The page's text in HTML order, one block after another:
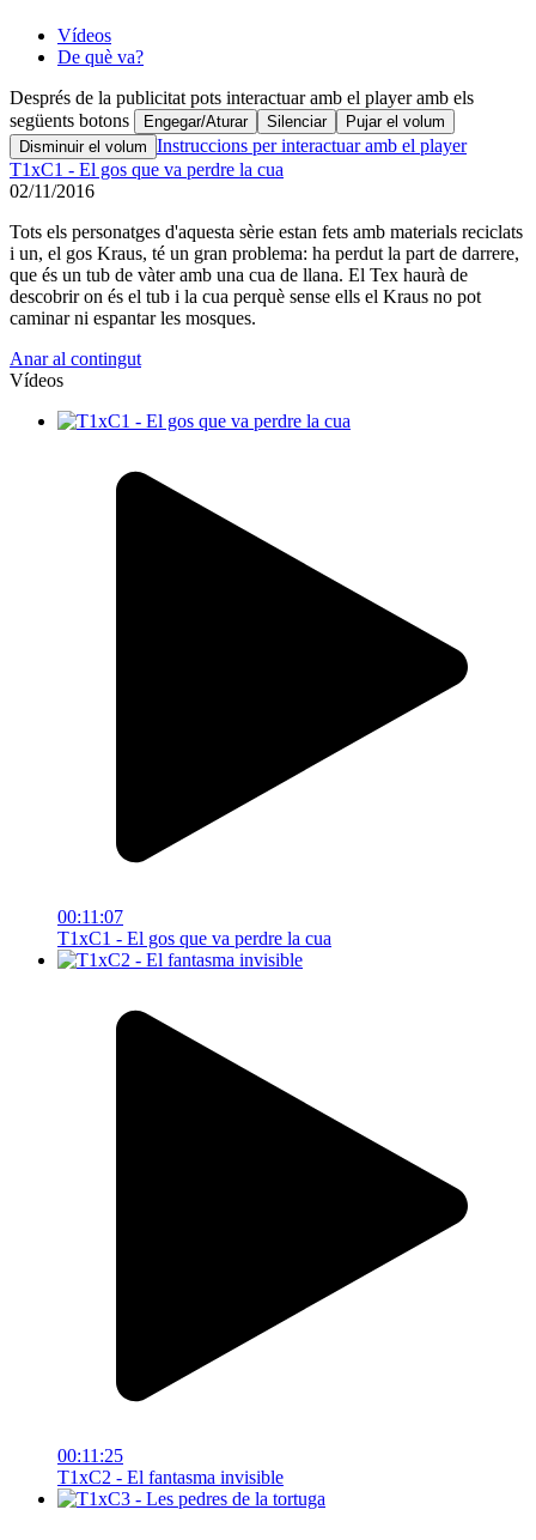
Vídeos
De què va?
Després de la publicitat pots interactuar amb el player amb els
següents botons
Engegar/Aturar Silenciar
Pujar el volum
Disminuir el volum Instruccions per interactuar amb el player
T1xC1 - El gos que va perdre la cua
02/11/2016
Tots els personatges d'aquesta sèrie estan fets amb materials reciclats
i un, el gos Kraus, té un gran problema: ha perdut la part de darrere,
que és un tub de vàter amb una cua de llana. El Tex haurà de
descobrir on és el tub i la cua perquè sense ells el Kraus no pot
caminar ni espantar les mosques.
Anar al contingut
Vídeos
00:11:07
T1xC1 - El gos que va perdre la cua
00:11:25
T1xC2 - El fantasma invisible